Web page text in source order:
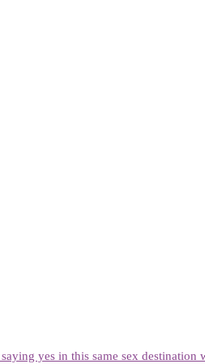
yes in this same sex destination